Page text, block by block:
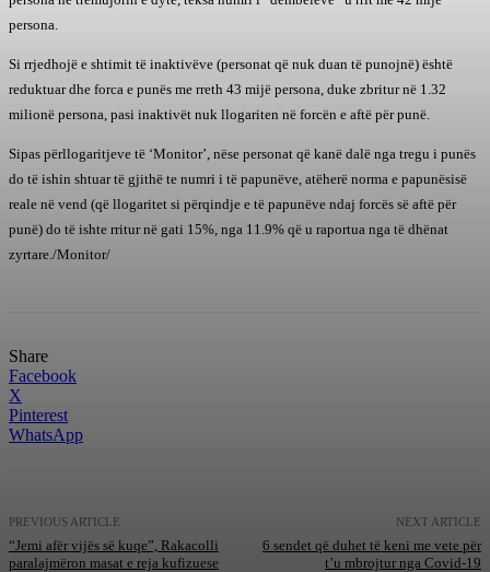
persona.
Si rrjedhojë e shtimit të inaktivëve (personat që nuk duan të punojnë) është
reduktuar dhe forca e punës me rreth 43 mijë persona, duke zbritur në 1.32
milionë persona, pasi inaktivët nuk llogariten në forcën e aftë për punë.
Sipas përllogaritjeve të ‘Monitor’, nëse personat që kanë dalë nga tregu i punës
do të ishin shtuar të gjithë te numri i të papunëve, atëherë norma e papunësisë
reale në vend (që llogaritet si përqindje e të papunëve ndaj forcës së aftë për
punë) do të ishte rritur në gati 15%, nga 11.9% që u raportua nga të dhënat
zyrtare./Monitor/
Share
Facebook
X
Pinterest
WhatsApp
PREVIOUS ARTICLE
“Jemi afër vijës së kuqe”, Rakacolli
paralajmëron masat e reja kufizuese
NEXT ARTICLE
6 sendet që duhet të keni me vete për
t’u mbrojtur nga Covid-19